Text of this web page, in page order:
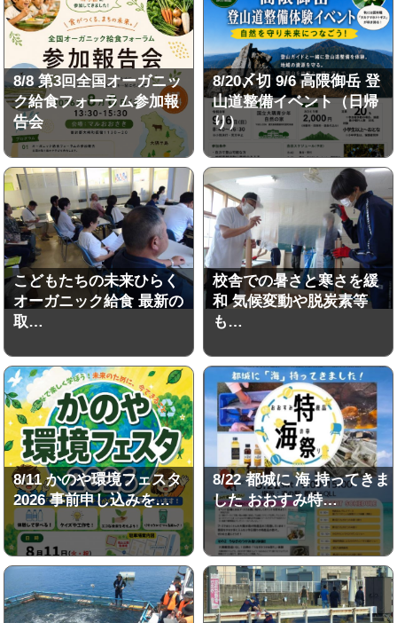
8/8 第3回全国オーガニッ
ク給食フォーラム参加報
告会
8/20〆切 9/6 高隈御岳 登
山道整備イベント（日帰
り）
こどもたちの未来ひらく
オーガニック給食 最新の
取…
校舎での暑さと寒さを緩
和 気候変動や脱炭素等
も…
8/11 かのや環境フェスタ
2026 事前申し込みを…
8/22 都城に 海 持ってきま
した おおすみ特…